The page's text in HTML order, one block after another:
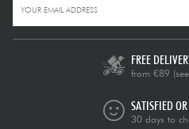
FREE
from €89
SATISFIED
30 days to